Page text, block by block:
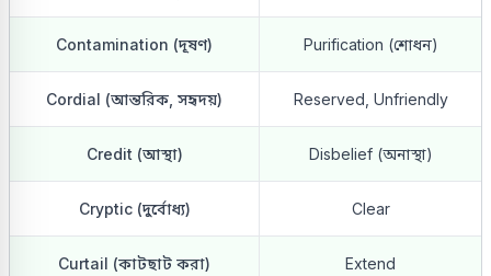
Contamination (দূষণ) Purification (শোধন)
Cordial (আন্তরিক, সহৃদয়) Reserved, Unfriendly
Credit (আস্থা) Disbelief (অনাস্থা)
Cryptic (দুর্বোধ্য) Clear
Curtail (কাটছাট করা) Extend